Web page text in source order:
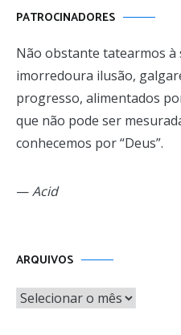
PATROCINADORES
Não obstante tatearmos à
imorredoura ilusão,
progresso, alimentados
que não pode ser
conhecemos por “Deus”.
—Acid
ARQUIVOS Arquivos